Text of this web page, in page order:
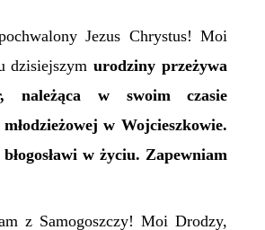
Jezus Chrystus! Moi
dzisiejszymurodziny przeżywa
należąca w swoim czasie
w Wojcieszkowie.
w życiu. Zapewniam
z Samogoszczy! Moi Drodzy,